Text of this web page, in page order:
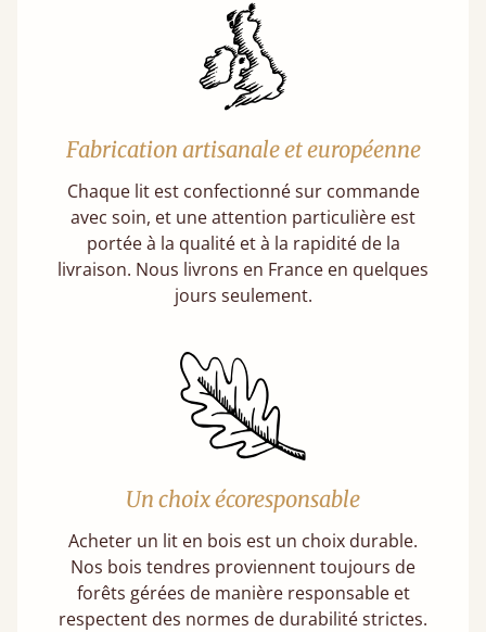
Fabrication artisanale et européenne
Chaque lit est confectionné sur commande
avec soin, et une attention particulière est
portée à la qualité et à la rapidité de la
livraison. Nous livrons en France en quelques
jours seulement.
Un choix écoresponsable
Acheter un lit en bois est un choix durable.
Nos bois tendres proviennent toujours de
forêts gérées de manière responsable et
respectent des normes de durabilité strictes.